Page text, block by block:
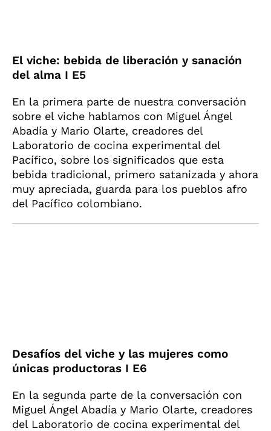
El viche: bebida de liberación y sanación
del alma I E5
En la primera parte de nuestra conversación
sobre el viche hablamos con Miguel Ángel
Abadía y Mario Olarte, creadores del
Laboratorio de cocina experimental del
Pacífico, sobre los significados que esta
bebida tradicional, primero satanizada y ahora
muy apreciada, guarda para los pueblos afro
del Pacífico colombiano.
Desafíos del viche y las mujeres como
únicas productoras I E6
En la segunda parte de la conversación con
Miguel Ángel Abadía y Mario Olarte, creadores
del Laboratorio de cocina experimental del